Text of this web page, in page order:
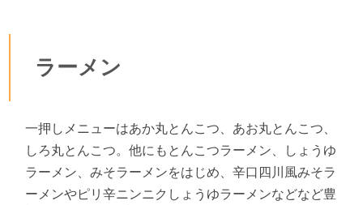
ラーメン
一押しメニューはあか丸とんこつ、あお丸とんこつ、
しろ丸とんこつ。他にもとんこつラーメン、しょうゆ
ラーメン、みそラーメンをはじめ、辛口四川風みそラ
ーメンやピリ辛ニンニクしょうゆラーメンなどなど豊